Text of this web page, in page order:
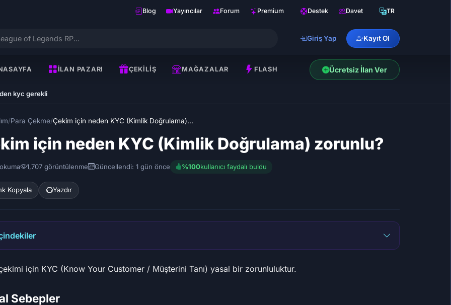
Blog Yayıncılar Forum Premium Destek Davet TR
Giriş Yap Kayıt Ol
İLAN PAZARI ÇEKILIŞ MAĞAZALAR FLASH Ücretsiz İlan Ver
kyc gerekli
/Para Çekme/Çekim için neden KYC (Kimlik Doğrulama)...
için neden KYC (Kimlik Doğrulama) zorunlu?
1,707 görüntülenme Güncellendi: 1 gün önce %100kullanıcı faydalı buldu
Kopyala Yazdır
için KYC (Know Your Customer / Müşterini Tanı) yasal bir zorunluluktur.
Sebepler